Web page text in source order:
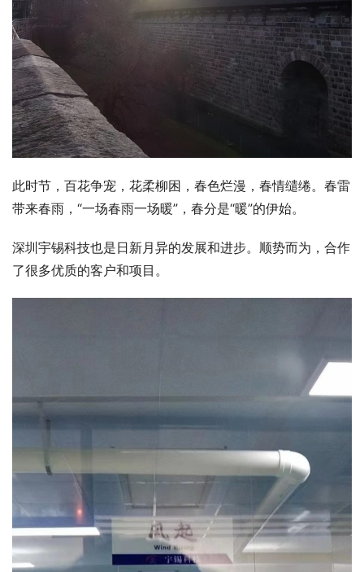
此时节，百花争宠，花柔柳困，春色烂漫，春情缱绻。春雷
带来春雨，“一场春雨一场暖”，春分是“暖”的伊始。
深圳宇锡科技也是日新月异的发展和进步。顺势而为，合作
了很多优质的客户和项目。